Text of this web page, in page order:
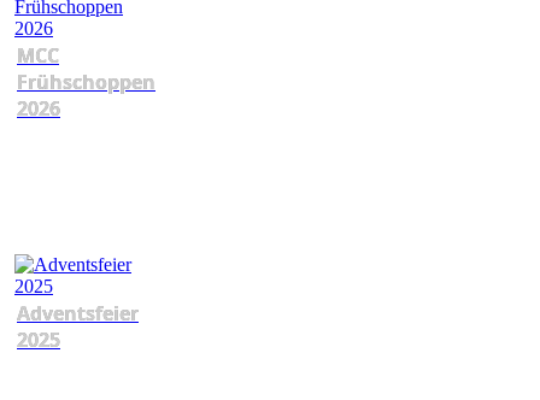
MCC
Frühschoppen
2026
Adventsfeier
2025